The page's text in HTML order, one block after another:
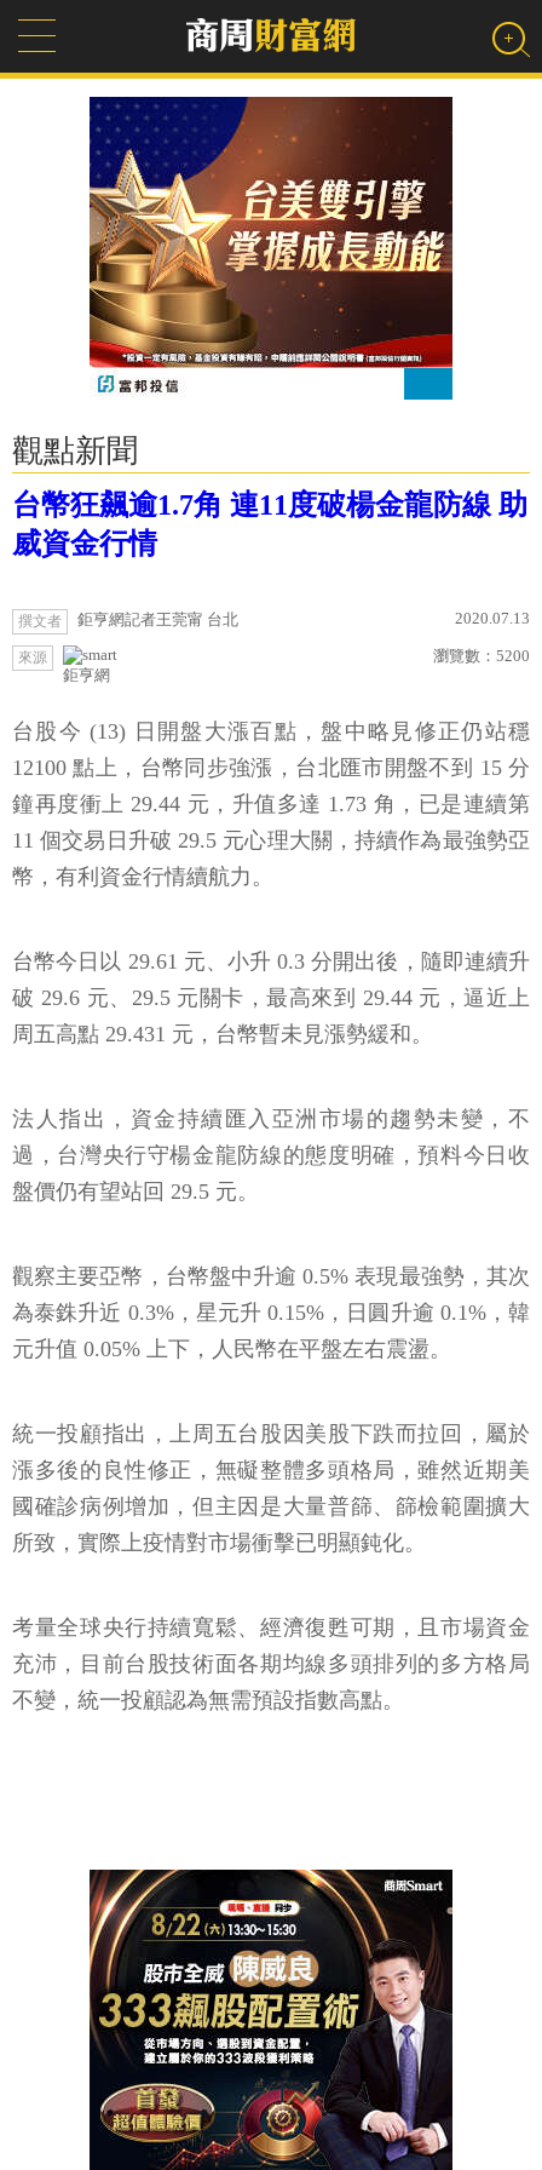
觀點新聞
台幣狂飆逾1.7角 連11度破楊金龍防線 助
威資金行情
撰文者 鉅亨網記者王莞甯 台北 2020.07.13
來源
鉅亨網
瀏覽數： 5200
台股今 (13) 日開盤大漲百點，盤中略見修正仍站穩
12100 點上，台幣同步強漲，台北匯市開盤不到 15 分
鐘再度衝上 29.44 元，升值多達 1.73 角，已是連續第
11 個交易日升破 29.5 元心理大關，持續作為最強勢亞
幣，有利資金行情續航力。
台幣今日以 29.61 元、小升 0.3 分開出後，隨即連續升
破 29.6 元、29.5 元關卡，最高來到 29.44 元，逼近上
周五高點 29.431 元，台幣暫未見漲勢緩和。
法人指出，資金持續匯入亞洲市場的趨勢未變，不
過，台灣央行守楊金龍防線的態度明確，預料今日收
盤價仍有望站回 29.5 元。
觀察主要亞幣，台幣盤中升逾 0.5% 表現最強勢，其次
為泰銖升近 0.3%，星元升 0.15%，日圓升逾 0.1%，韓
元升值 0.05% 上下，人民幣在平盤左右震盪。
統一投顧指出，上周五台股因美股下跌而拉回，屬於
漲多後的良性修正，無礙整體多頭格局，雖然近期美
國確診病例增加，但主因是大量普篩、篩檢範圍擴大
所致，實際上疫情對市場衝擊已明顯鈍化。
考量全球央行持續寬鬆、經濟復甦可期，且市場資金
充沛，目前台股技術面各期均線多頭排列的多方格局
不變，統一投顧認為無需預設指數高點。